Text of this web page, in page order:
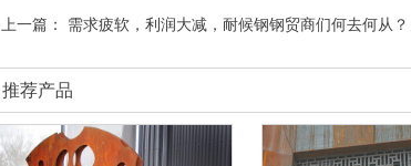
上一篇： 需求疲软，利润大减，耐候钢钢贸商们何去何从？
推荐产品